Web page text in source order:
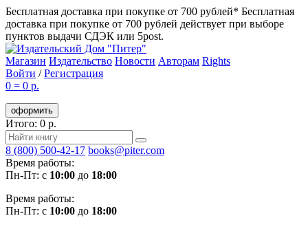
Бесплатная доставка при покупке от 700 рублей* Бесплатная
доставка при покупке от 700 рублей действует при выборе
пунктов выдачи СДЭК или 5post.
Магазин Издательство Новости Авторам Rights
Войти /Регистрация
0 = 0 р.
оформить
Итого: 0 р.
8 (800) 500-42-17 books@piter.com
Время работы:
Пн-Пт: с 10:00 до 18:00
Время работы:
Пн-Пт: с 10:00 до 18:00